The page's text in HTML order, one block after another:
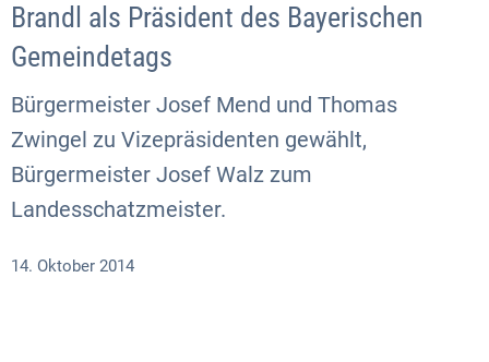
Brandl als Präsident des Bayerischen
Gemeindetags
Bürgermeister Josef Mend und Thomas
Zwingel zu Vizepräsidenten gewählt,
Bürgermeister Josef Walz zum
Landesschatzmeister.
14. Oktober 2014